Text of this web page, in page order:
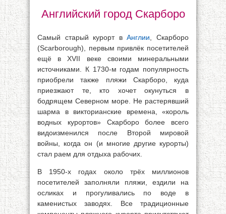
Английский город Скарборо
Самый старый курорт вАнглии, Скарборо
(Scarborough), первым привлёк посетителей
ещё в XVII веке своими минеральными
источниками. К 1730-м годам популярность
приобрели также пляжи Скарборо, куда
приезжают те, кто хочет окунуться в
бодрящем Северном море. Не растерявший
шарма в викторианские времена, «король
водных курортов» Скарборо более всего
видоизменился после Второй мировой
войны, когда он (и многие другие курорты)
стал раем для отдыха рабочих.
В 1950-х годах около трёх миллионов
посетителей заполняли пляжи, ездили на
осликах и прогуливались по воде в
каменистых заводях. Все традиционные